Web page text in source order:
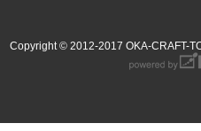
Copyright © 2012-2017 OKA-CRAFT-